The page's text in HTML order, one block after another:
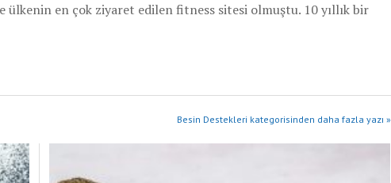
ülkenin en çok ziyaret edilen fitness sitesi olmuştu. 10 yıllık bir
Besin Destekleri kategorisinden daha fazla yazı »